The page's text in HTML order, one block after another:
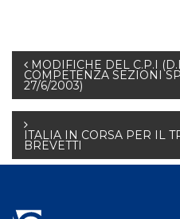
Navigazione
articoli
MODIFICHE DEL C.P.I
COMPETENZA SEZIONI
27/6/2003)
ITALIA IN CORSA PER IL
BREVETTI